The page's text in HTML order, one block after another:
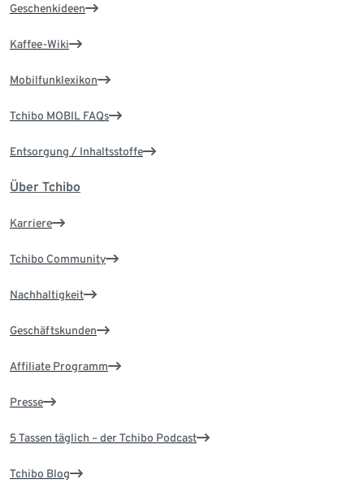
Geschenkideen
Kaffee-Wiki
Mobilfunklexikon
Tchibo MOBIL FAQs
Entsorgung / Inhaltsstoffe
Über Tchibo
Karriere
Tchibo Community
Nachhaltigkeit
Geschäftskunden
Affiliate Programm
Presse
5 Tassen täglich – der Tchibo Podcast
Tchibo Blog